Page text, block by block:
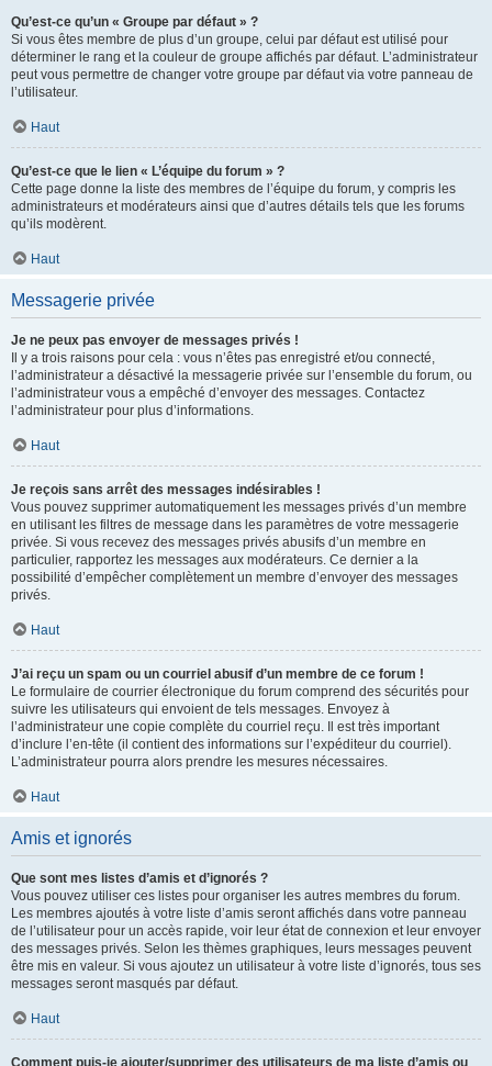
Qu’est-ce qu’un « Groupe par défaut » ?
Si vous êtes membre de plus d’un groupe, celui par défaut est utilisé pour
déterminer le rang et la couleur de groupe affichés par défaut. L’administrateur
peut vous permettre de changer votre groupe par défaut via votre panneau de
l’utilisateur.
Haut
Qu’est-ce que le lien « L’équipe du forum » ?
Cette page donne la liste des membres de l’équipe du forum, y compris les
administrateurs et modérateurs ainsi que d’autres détails tels que les forums
qu’ils modèrent.
Haut
Messagerie privée
Je ne peux pas envoyer de messages privés !
Il y a trois raisons pour cela : vous n’êtes pas enregistré et/ou connecté,
l’administrateur a désactivé la messagerie privée sur l’ensemble du forum, ou
l’administrateur vous a empêché d’envoyer des messages. Contactez
l’administrateur pour plus d’informations.
Haut
Je reçois sans arrêt des messages indésirables !
Vous pouvez supprimer automatiquement les messages privés d’un membre
en utilisant les filtres de message dans les paramètres de votre messagerie
privée. Si vous recevez des messages privés abusifs d’un membre en
particulier, rapportez les messages aux modérateurs. Ce dernier a la
possibilité d’empêcher complètement un membre d’envoyer des messages
privés.
Haut
J’ai reçu un spam ou un courriel abusif d’un membre de ce forum !
Le formulaire de courrier électronique du forum comprend des sécurités pour
suivre les utilisateurs qui envoient de tels messages. Envoyez à
l’administrateur une copie complète du courriel reçu. Il est très important
d’inclure l’en-tête (il contient des informations sur l’expéditeur du courriel).
L’administrateur pourra alors prendre les mesures nécessaires.
Haut
Amis et ignorés
Que sont mes listes d’amis et d’ignorés ?
Vous pouvez utiliser ces listes pour organiser les autres membres du forum.
Les membres ajoutés à votre liste d’amis seront affichés dans votre panneau
de l’utilisateur pour un accès rapide, voir leur état de connexion et leur envoyer
des messages privés. Selon les thèmes graphiques, leurs messages peuvent
être mis en valeur. Si vous ajoutez un utilisateur à votre liste d’ignorés, tous ses
messages seront masqués par défaut.
Haut
Comment puis-je ajouter/supprimer des utilisateurs de ma liste d’amis ou